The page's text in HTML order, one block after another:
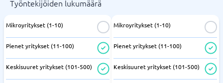
Työntekijöiden lukumäärä
Mikroyritykset (1-10)
Pienet yritykset (11-100)
Keskisuuret yritykset (101-500)
Mikroyritykset (1-10)
Pienet yritykset (11-100)
Keskisuuret yritykset (101-500)